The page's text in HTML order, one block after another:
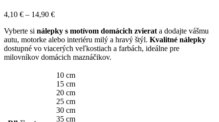
4,10 € – 14,90 €Price
4,10 €
through
14,90 €
Vyberte si nálepky s motívom domácich zvierat a dodajte vášmu
autu, motorke alebo interiéru milý a hravý štýl. Kvalitné nálepky
dostupné vo viacerých veľkostiach a farbách, ideálne pre
milovníkov domácich maznáčikov.
10 cm
15 cm
20 cm
25 cm
30 cm
35 cm